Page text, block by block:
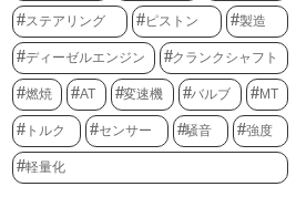
ステアリング ピストン 製造
ディーゼルエンジン クランクシャフト
燃焼 AT 変速機 バルブ MT
トルク センサー 騒音 強度
軽量化